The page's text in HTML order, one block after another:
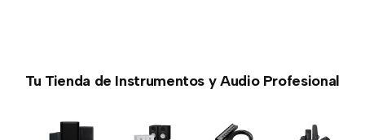
Tu Tienda de Instrumentos y Audio Profesional